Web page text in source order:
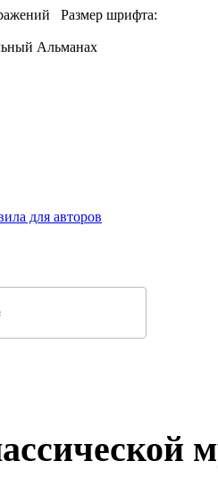
Размер шрифта:
Альманах
для авторов